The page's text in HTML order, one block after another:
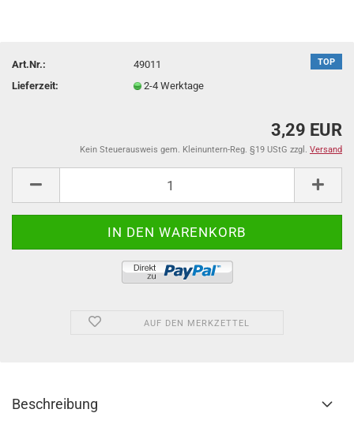
TOP
Art.Nr.:
49011
Lieferzeit:
2-4 Werktage
3,29 EUR
Kein Steuerausweis gem. Kleinuntern-Reg. §19 UStG zzgl. Versand
AUF DEN MERKZETTEL
Beschreibung